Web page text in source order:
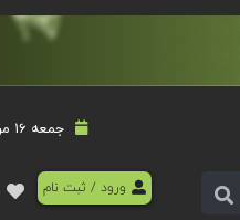
جمعه 16 مرداد 1405
ورود / ثبت نام